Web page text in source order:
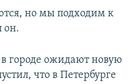
но мы подходим к
он.
городе ожидают новую
что в Петербурге